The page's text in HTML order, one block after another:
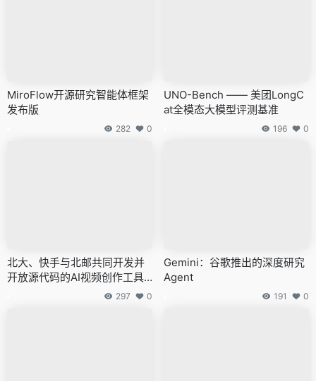
MiroFlow开源研究智能体框架
发布版
282 0
UNO-Bench —— 美团LongC
at全模态大模型评测基准
196 0
北大、快手与北邮共同开发并
开放源代码的AI视频创作工具
297 0
Gemini：谷歌推出的深度研究
Agent
191 0